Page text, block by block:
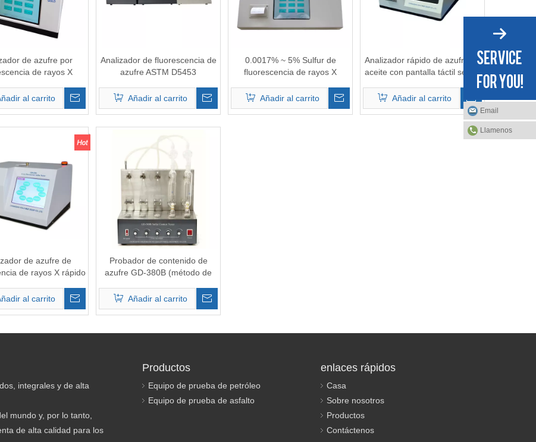
de azufre por
de rayos X
al carrito
Analizador de fluorescencia de
azufre ASTM D5453
Añadir al carrito
0.0017% ~ 5% Sulfur de
fluorescencia de rayos X
aceite para análisis de
combustible
Añadir al carrito
Analizador rápido de azufre en
aceite con pantalla táctil según
Añadir al carrito
de azufre de
de rayos X rápido
combustibles
al carrito
Probador de contenido de
azufre GD-380B (método de
Añadir al carrito
integrales y de alta
mundo y, por lo tanto,
de alta calidad para los
Productos
Equipo de prueba de petróleo
Equipo de prueba de asfalto
enlaces rápidos
Casa
Sobre nosotros
Productos
Contáctenos
Email
Llamenos